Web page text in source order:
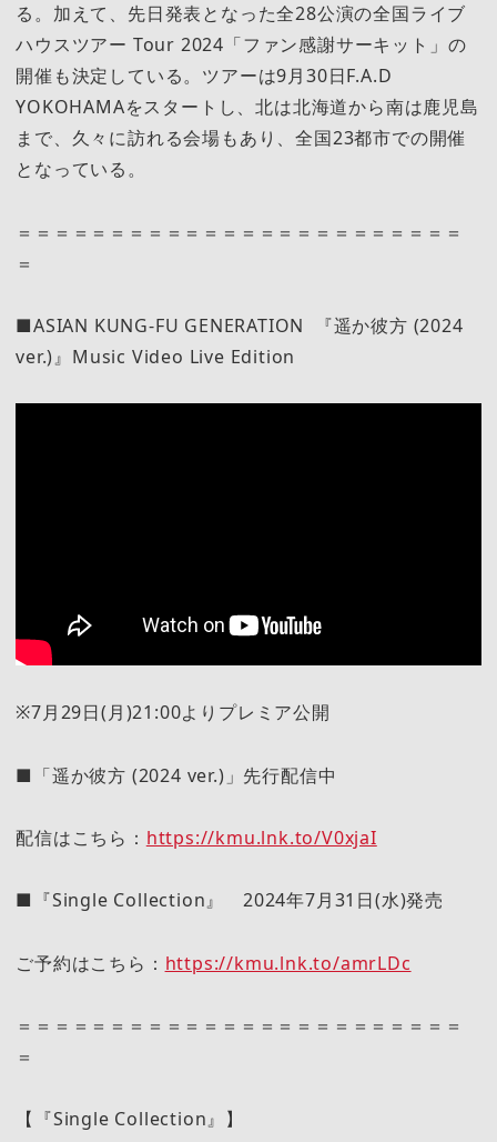
る。加えて、先日発表となった全28公演の全国ライブ
ハウスツアー Tour 2024「ファン感謝サーキット」の
開催も決定している。ツアーは9月30日F.A.D
YOKOHAMAをスタートし、北は北海道から南は鹿児島
まで、久々に訪れる会場もあり、全国23都市での開催
となっている。
＝＝＝＝＝＝＝＝＝＝＝＝＝＝＝＝＝＝＝＝＝＝＝＝
＝
■ASIAN KUNG-FU GENERATION 『遥か彼方 (2024
ver.)』Music Video Live Edition
※7月29日(月)21:00よりプレミア公開
■「遥か彼方 (2024 ver.)」先行配信中
配信はこちら： https://kmu.lnk.to/V0xjaI
■『Single Collection』 2024年7月31日(水)発売
ご予約はこちら： https://kmu.lnk.to/amrLDc
＝＝＝＝＝＝＝＝＝＝＝＝＝＝＝＝＝＝＝＝＝＝＝＝
＝
【『Single Collection』】